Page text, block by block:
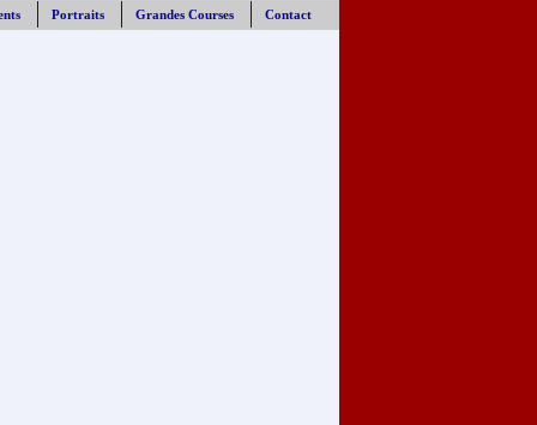
Portraits Grandes Courses Contact